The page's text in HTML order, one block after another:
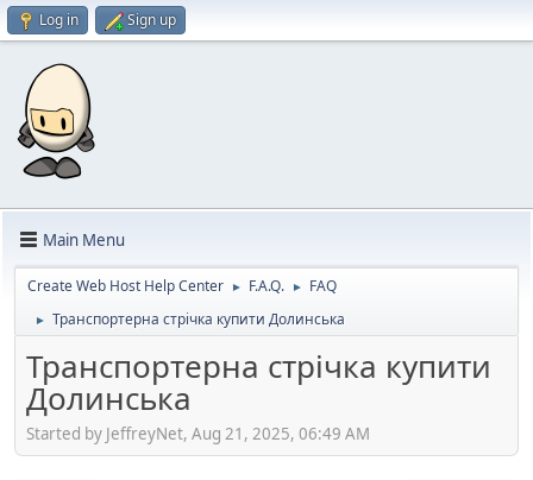
Log in Sign up
Main Menu
Create Web Host Help Center ► F.A.Q. ► FAQ
► Транспортерна стрічка купити Долинська
Транспортерна стрічка купити
Долинська
Started by JeffreyNet, Aug 21, 2025, 06:49 AM